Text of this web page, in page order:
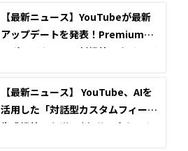
【最新ニュース】YouTubeが最新
アップデートを発表！Premium向
けポッドキャスト新機能とクリエイ
【最新ニュース】 YouTube、AIを
活用した「対話型カスタムフィード
生成機能」を導入 | 気分に合わせた